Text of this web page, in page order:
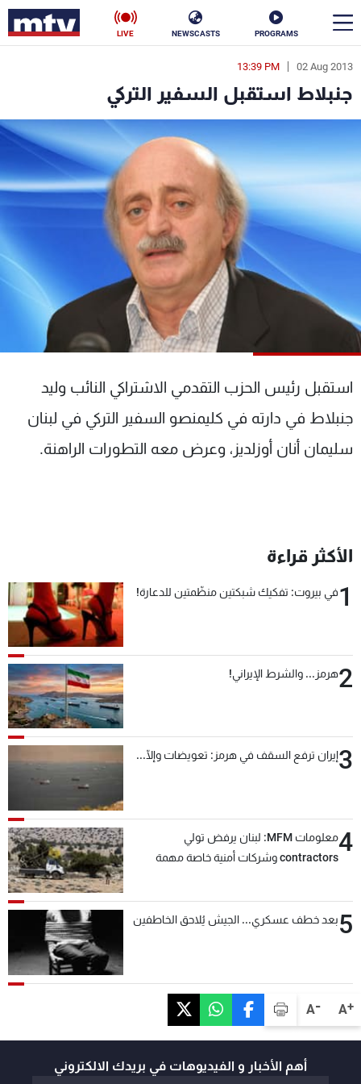
PROGRAMS
NEWSCASTS
LIVE
A+
A-
02 Aug 2013
13:39 PM
جنبلاط استقبل السفير التركي
استقبل رئيس الحزب التقدمي الاشتراكي النائب وليد
جنبلاط في دارته في كليمنصو السفير التركي في لبنان
سليمان أنان أوزلديز، وعرض معه التطورات الراهنة.
الأكثر قراءة
1في بيروت: تفكيك شبكتين منظّمتين للدعارة!
2هرمز... والشرط الإيراني!
3إيران ترفع السقف في هرمز: تعويضات وإلّا...
4
معلومات MFM: لبنان يرفض تولي
contractors وشركات أمنية خاصة مهمة
5بعد خطف عسكري... الجيش يُلاحق الخاطفين
أهم الأخبار و الفيديوهات في بريدك الالكتروني
en
الأخبار
سياسة ناس
إقتصاد فن
منوعات رياضة
جدول البرامج
شاهد البرامج
الترددات
عن MTV
وظائف